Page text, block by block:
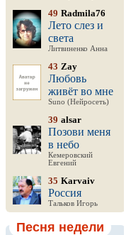
49 Radmila76
Лето слез и
света
Литвиненко Анна
43 Zay
Любовь
живёт во мне
Suno (Нейросеть)
39 alsar
Позови меня
в небо
Кемеровский
Евгений
35 Karvaiv
Россия
Тальков Игорь
Песня недели